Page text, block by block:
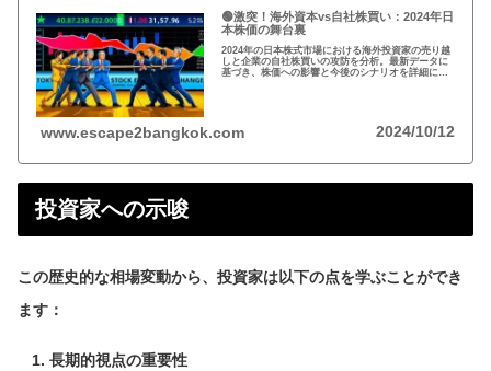
🟢激突！海外資本vs自社株買い：2024年日
本株価の舞台裏
2024年の日本株式市場における海外投資家の売り越
しと企業の自社株買いの攻防を分析。最新データに
基づき、株価への影響と今後のシナリオを詳細に解
www.escape2bangkok.com 2024/10/12
投資家への示唆
この歴史的な相場変動から、投資家は以下の点を学ぶことができ
ます：
長期的視点の重要性